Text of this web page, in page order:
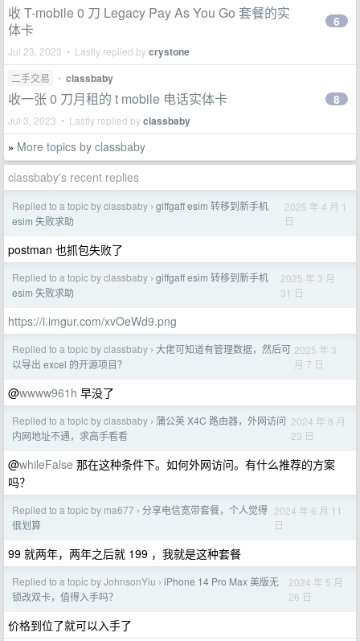
收 T-mobile 0 刀 Legacy Pay As You Go 套餐的实
体卡
Jul 23, 2023 • Lastly replied bycrystone
6
二手交易 • classbaby
收一张 0 刀月租的 t mobile 电话实体卡
Jul 3, 2023 • Lastly replied byclassbaby
8
» More topics by classbaby
classbaby's recent replies
Replied to a topic by classbaby › giffgaff esim 转移到新手机
esim 失败求助
2025 年 4 月 1
日
postman 也抓包失败了
Replied to a topic by classbaby › giffgaff esim 转移到新手机
esim 失败求助
2025 年 3 月
31 日
https://i.imgur.com/xvOeWd9.png
Replied to a topic by classbaby › 大佬可知道有管理数据，然后可
以导出 excel 的开源项目？
2025 年 3
月 7 日
@wwww961h 早没了
Replied to a topic by classbaby › 蒲公英 X4C 路由器，外网访问
内网地址不通，求高手看看
2024 年 8 月
23 日
@whileFalse 那在这种条件下。如何外网访问。有什么推荐的方案
吗？
Replied to a topic by ma677 › 分享电信宽带套餐，个人觉得
很划算
2024 年 6 月 11
日
99 就两年，两年之后就 199 ，我就是这种套餐
Replied to a topic by JohnsonYiu › iPhone 14 Pro Max 美版无
锁改双卡，值得入手吗？
2024 年 5 月
26 日
价格到位了就可以入手了